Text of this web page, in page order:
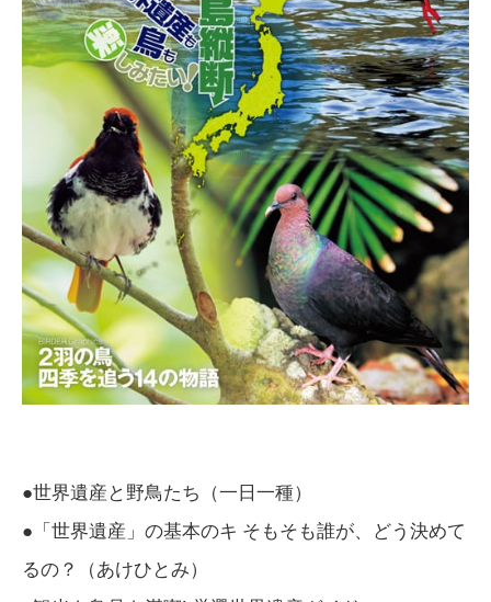
●世界遺産と野鳥たち（一日一種）
●「世界遺産」の基本のキ そもそも誰が、どう決めて
るの？（あけひとみ）